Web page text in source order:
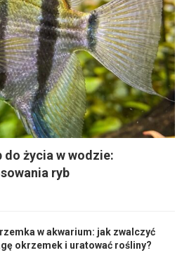
do życia w wodzie:
ryb
w akwarium: jak zwalczyć
okrzemek i uratować rośliny?